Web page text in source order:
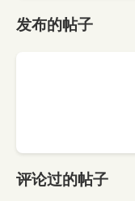
发布的帖子
评论过的帖子